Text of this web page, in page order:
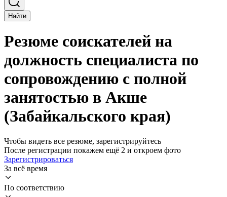
Найти
Резюме соискателей на
должность специалиста по
сопровождению с полной
занятостью в Акше
(Забайкальского края)
Чтобы видеть все резюме, зарегистрируйтесь
После регистрации покажем ещё 2 и откроем фото
Зарегистрироваться
За всё время
По соответствию